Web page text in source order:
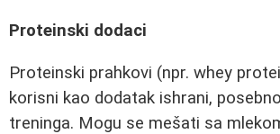
Proteinski dodaci
Proteinski prahkovi (npr. whey
korisni kao dodatak ishrani,
treninga. Mogu se mešati sa